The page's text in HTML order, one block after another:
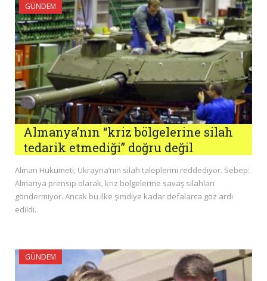
GÜNDEM
Almanya’nın “kriz bölgelerine silah
tedarik etmediği” doğru değil
Alman Hükümeti, Ukrayna’nın silah taleplerini reddediyor. Sebep:
Almanya prensip olarak, kriz bölgelerine savaş silahları
göndermiyor. Ancak bu ilke şimdiye kadar defalarca göz ardı
edildi.
GÜNDEM